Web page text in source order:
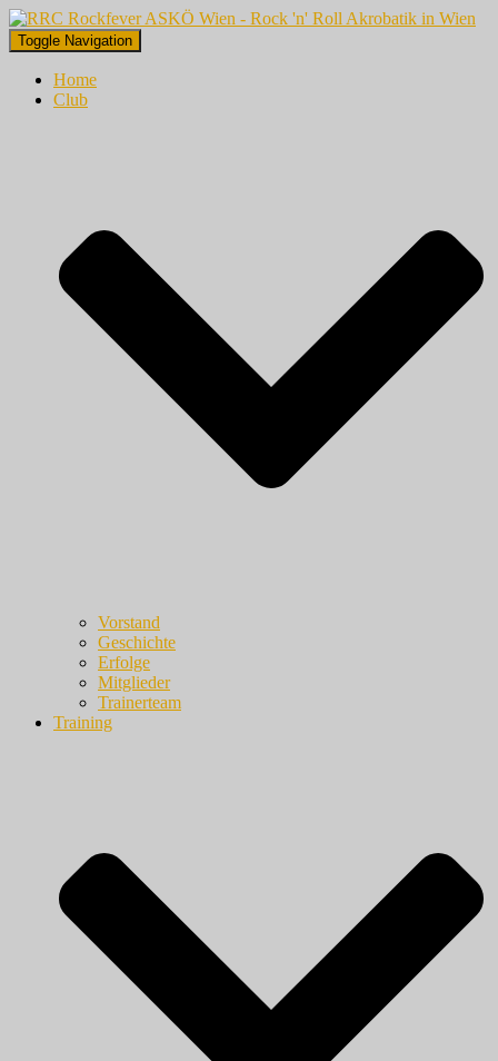
Toggle Navigation
Home
Club
Vorstand
Geschichte
Erfolge
Mitglieder
Trainerteam
Training